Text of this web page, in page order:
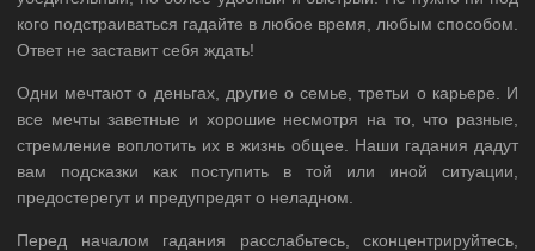
кого подстраиваться гадайте в любое время, любым способом.
Ответ не заставит себя ждать!
Одни мечтают о деньгах, другие о семье, третьи о карьере. И
все мечты заветные и хорошие несмотря на то, что разные,
стремление воплотить их в жизнь общее. Наши гадания дадут
вам подсказки как поступить в той или иной ситуации,
предостерегут и предупредят о неладном.
Перед началом гадания расслабьтесь, сконцентрируйтесь,